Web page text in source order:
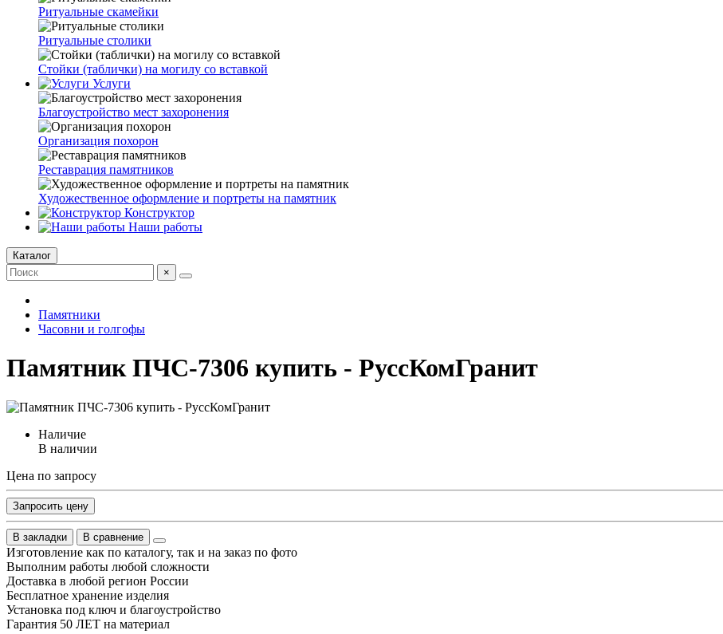
Ритуальные скамейки
Ритуальные столики
Стойки (таблички) на могилу со вставкой
Услуги
Благоустройство мест захоронения
Организация похорон
Реставрация памятников
Художественное оформление и портреты на памятник
Конструктор
Наши работы
Каталог
×
Памятники
Часовни и голгофы
Памятник ПЧС-7306 купить - РуссКомГранит
Наличие
В наличии
Цена по запросу
Запросить цену
В закладки В сравнение
Изготовление как по каталогу, так и на заказ по фото
Выполним работы любой сложности
Доставка в любой регион России
Бесплатное хранение изделия
Установка под ключ и благоустройство
Гарантия 50 ЛЕТ на материал